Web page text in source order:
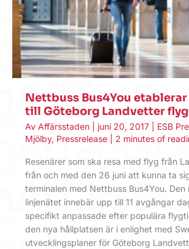
Nettbuss Bus4You
till Göteborg Landvetter
Av Affärsstaden juni 20, 2017 ESB
Mjölby, Pressrelease 2 minutes of
Resenärer som ska resa med flyg från
från och med den 26 juni att kunna ta
terminalen med Nettbuss Bus4You. Den
linjenätet innebär upp till 11 avgångar
specifikt anpassade efter populära
den nya hållplatsen är i enlighet med
utvecklingsplaner för Göteborg